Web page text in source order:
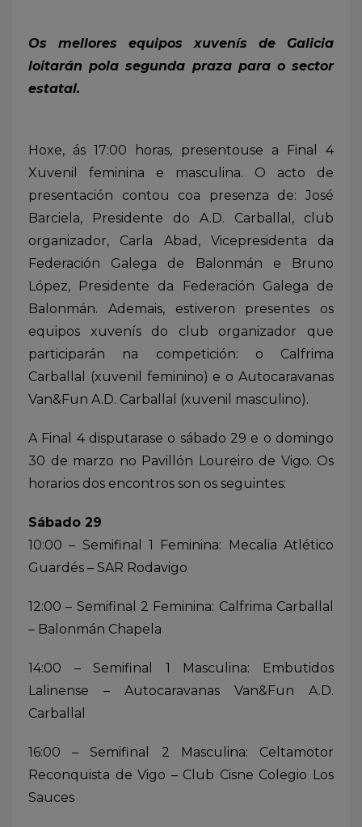
Os mellores equipos xuvenís de Galicia
loitarán pola segunda praza para o sector
estatal.
Hoxe, ás 17:00 horas, presentouse a Final 4
Xuvenil feminina e masculina. O acto de
presentación contou coa presenza de: José
Barciela, Presidente do A.D. Carballal, club
organizador, Carla Abad, Vicepresidenta da
Federación Galega de Balonmán e Bruno
López, Presidente da Federación Galega de
Balonmán. Ademais, estiveron presentes os
equipos xuvenís do club organizador que
participarán na competición: o Calfrima
Carballal (xuvenil feminino) e o Autocaravanas
Van&Fun A.D. Carballal (xuvenil masculino).
A Final 4 disputarase o sábado 29 e o domingo
30 de marzo no Pavillón Loureiro de Vigo. Os
horarios dos encontros son os seguintes:
Sábado 29
10:00 – Semifinal 1 Feminina: Mecalia Atlético
Guardés – SAR Rodavigo
12:00 – Semifinal 2 Feminina: Calfrima Carballal
– Balonmán Chapela
14:00 – Semifinal 1 Masculina: Embutidos
Lalinense – Autocaravanas Van&Fun A.D.
Carballal
16:00 – Semifinal 2 Masculina: Celtamotor
Reconquista de Vigo – Club Cisne Colegio Los
Sauces